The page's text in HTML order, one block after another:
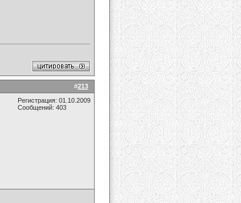
#213
Регистрация: 01.10.2009
Сообщений: 403